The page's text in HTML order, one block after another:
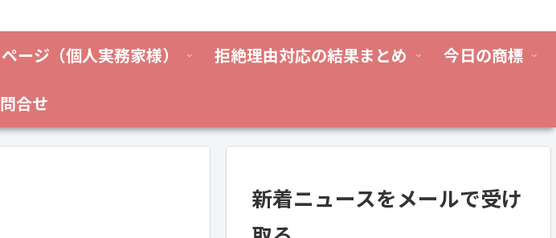
ージ（個人実務家様） 拒絶理由対応の結果まとめ 今日の商標
合せ
新着ニュースをメールで受け